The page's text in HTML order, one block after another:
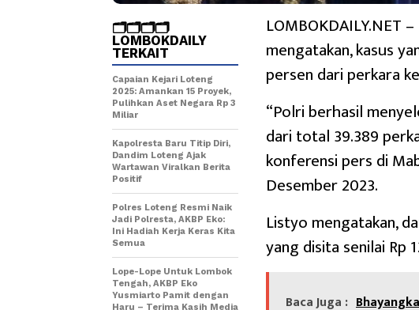
LOMBOKDAILY.NET
mengatakan, kasus
persen dari perkara
“Polri berhasil
dari total 39.389
konferensi pers di
Desember 2023.
Listyo mengatakan,
yang disita senilai Rp
Baca Juga :
🗂️🗂️🗂️🗂️
LOMBOKDAILY
TERKAIT
Capaian Kejari Loteng
2025: Amankan 15 Proyek,
Pulihkan Aset Negara Rp 3
Miliar
Kapolresta Baru Titip Diri,
Dandim Loteng Ajak
Wartawan Viralkan Berita
Positif
Polres Loteng Resmi Naik
Jadi Polresta, AKBP Eko:
Ini Hadiah Kerja Keras Kita
Semua
Lope-Lope Untuk Lombok
Tengah, AKBP Eko
Yusmiarto Pamit dengan
Haru – Terima Kasih Media